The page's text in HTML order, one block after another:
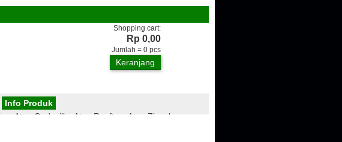
Shopping cart:
Rp 0,00
Jumlah = 0 pcs
Keranjang
Info Produk
Atap Onduvilla, Atap Rooftop, Atap Zincalume,
Atap Baja Ringan, Genteng Metal, Plafon